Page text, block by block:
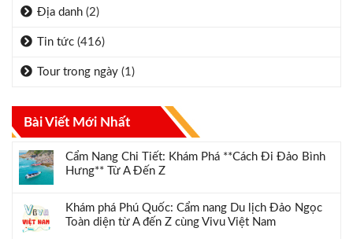
Địa danh (2)
Tin tức (416)
Tour trong ngày (1)
Bài Viết Mới Nhất
Cẩm Nang Chi Tiết: Khám Phá **Cách Đi Đảo Bình
Hưng** Từ A Đến Z
Khám phá Phú Quốc: Cẩm nang Du lịch Đảo Ngọc
Toàn diện từ A đến Z cùng Vivu Việt Nam